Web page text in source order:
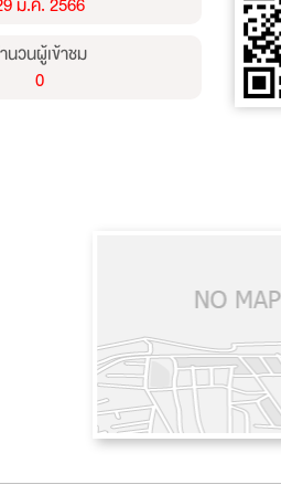
มี.ค. 2566
นวนผู้เข้าชม
0